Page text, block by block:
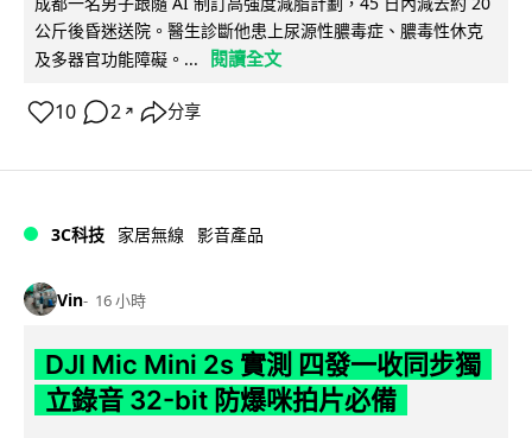
公斤後昏迷送院。醫生診斷他患上尿源性膿毒症、膿毒性休克
及多器官功能障礙。...
閱讀全文
10 2 ↗ 分享
3C科技 家居無線 影音產品
Vin 16 小時
DJI Mic Mini 2s 實測 四發一收同步獨
立錄音 32-bit 防爆咪拍片必備